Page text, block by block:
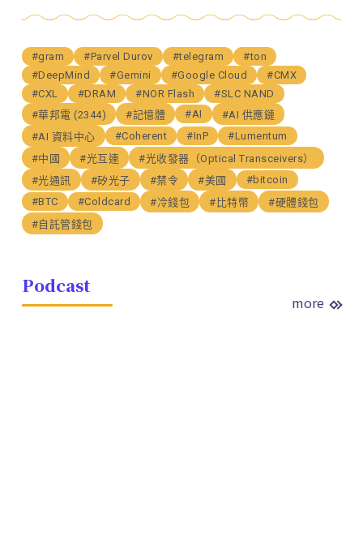
#gram #Parvel Durov #telegram
#ton
#DeepMind
#Gemini #Google Cloud
#CMX
#CXL
#DRAM #NOR Flash
#SLC NAND
#華邦電 (2344)
#記憶體 #AI
#AI 供應鏈
#AI 資料中心
#Coherent #InP
#Lumentum
#中國
#光互連
#光收發器（Optical Transceivers）
#光通訊
#矽光子 #禁令 #美國
#bitcoin
#BTC
#Coldcard #冷錢包 #比特幣
#硬體錢包
#自託管錢包
Podcast
more